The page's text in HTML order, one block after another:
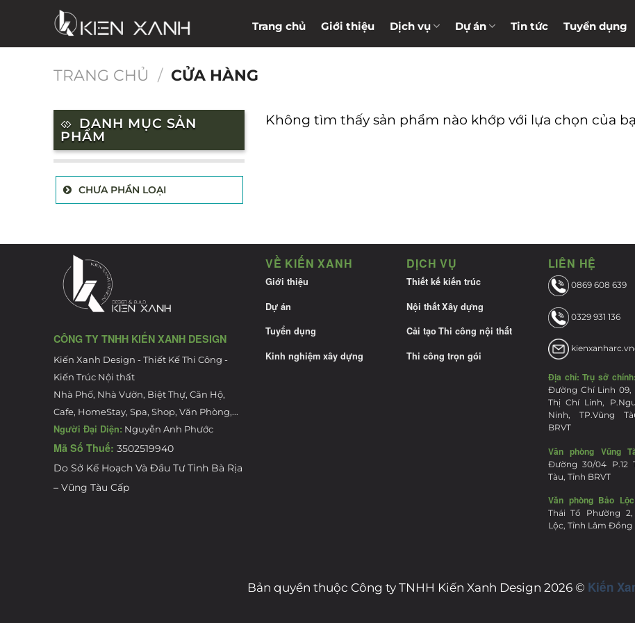
nội
Trang chủ Giới thiệu Dịch vụ Dự án Tin tức Tuyển dụng
TRANG CHỦ / CỬA HÀNG
DANH MỤC SẢN
PHẨM
CHƯA PHẦN LOẠI
Không tìm thấy sản phẩm nào khớp với lựa chọn của
CÔNG TY TNHH KIẾN XANH DESIGN
Kiến Xanh Design - Thiết Kế Thi Công -
Kiến Trúc Nội thất
Nhà Phố, Nhà Vườn, Biệt Thự, Căn Hộ,
Cafe, HomeStay, Spa, Shop, Văn Phòng,...
Người Đại Diện: Nguyễn Anh Phước
Mã Số Thuế: 3502519940
Do Sở Kế Hoạch Và Đầu Tư Tỉnh Bà Rịa
– Vũng Tàu Cấp
VỀ KIẾN XANH
Giới thiệu
Dự án
Tuyển dụng
Kinh nghiệm xây dựng
DỊCH VỤ
Thiết kế kiến trúc
Nội thấtXây dựng
Cải tạoThi công nội thất
Thi công trọn gói
LIÊN HỆ
0869 608 639
0329 931 136
Địa chỉ: Trụ sở chính:
Đường Chí Linh
Thị Chí Linh,
Ninh, TP.Vũng
BRVT
Văn phòng Vũng
Đường 30/04 P.12
Tàu, Tỉnh BRVT
Văn phòng Bảo
Thái Tổ Phường 2,
Lộc, Tỉnh Lâm Đồng
Bản quyền thuộc Công ty TNHH Kiến Xanh Design 2026 © Kiến